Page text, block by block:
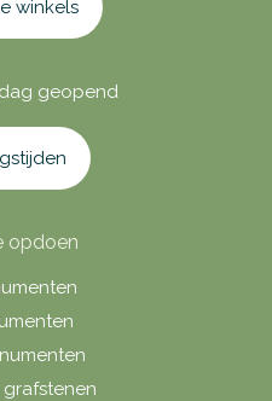
winkels
geopend
opdoen